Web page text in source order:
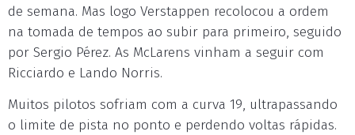
de semana. Mas logo Verstappen recolocou a ordem
na tomada de tempos ao subir para primeiro, seguido
por Sergio Pérez. As McLarens vinham a seguir com
Ricciardo e Lando Norris.
Muitos pilotos sofriam com a curva 19, ultrapassando
o limite de pista no ponto e perdendo voltas rápidas.